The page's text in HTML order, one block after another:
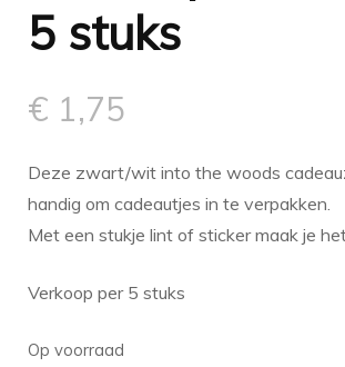
5 stuks
€ 1,75
Deze zwart/wit into the woods
handig om cadeautjes in te verpakken.
Met een stukje lint of sticker maak je
Verkoop per 5 stuks
Op voorraad